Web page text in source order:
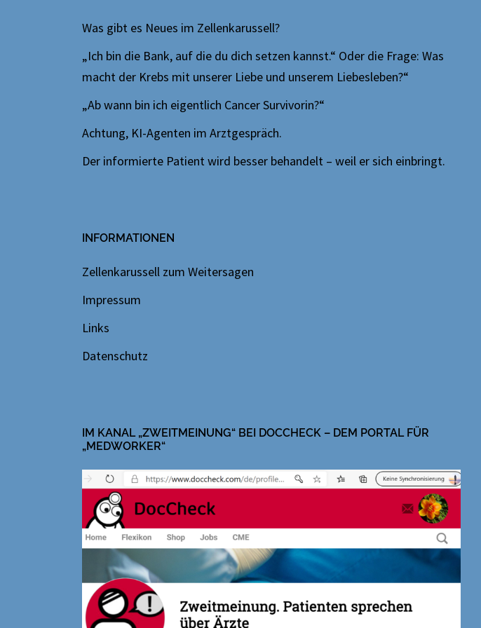
Was gibt es Neues im Zellenkarussell?
„Ich bin die Bank, auf die du dich setzen kannst.“ Oder die Frage: Was
macht der Krebs mit unserer Liebe und unserem Liebesleben?“
„Ab wann bin ich eigentlich Cancer Survivorin?“
Achtung, KI-Agenten im Arztgespräch.
Der informierte Patient wird besser behandelt – weil er sich einbringt.
INFORMATIONEN
Zellenkarussell zum Weitersagen
Impressum
Links
Datenschutz
IM KANAL „ZWEITMEINUNG“ BEI DOCCHECK – DEM PORTAL FÜR
„MEDWORKER“